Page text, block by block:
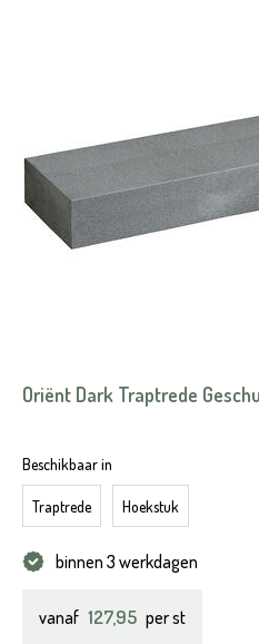
Oriënt Dark Traptrede
Beschikbaar in
Traptrede Hoekstuk
binnen 3 werkdagen
vanaf 127,95 per st